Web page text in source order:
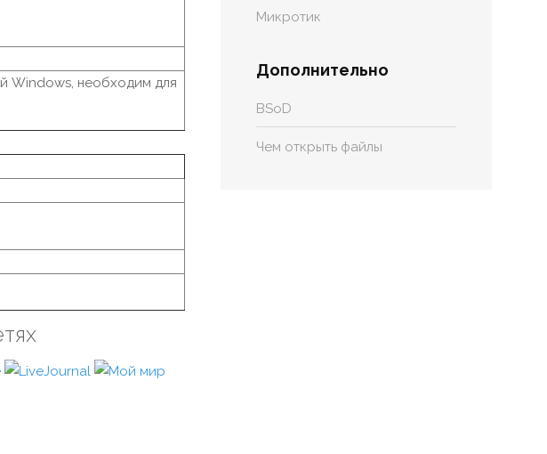
Windows, необходим для
Микротик
Дополнительно
BSoD
Чем открыть файлы